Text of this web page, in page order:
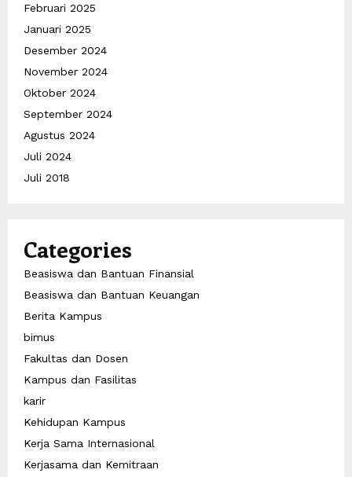
Februari 2025
Januari 2025
Desember 2024
November 2024
Oktober 2024
September 2024
Agustus 2024
Juli 2024
Juli 2018
Categories
Beasiswa dan Bantuan Finansial
Beasiswa dan Bantuan Keuangan
Berita Kampus
bimus
Fakultas dan Dosen
Kampus dan Fasilitas
karir
Kehidupan Kampus
Kerja Sama Internasional
Kerjasama dan Kemitraan